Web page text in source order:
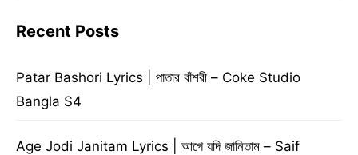
Recent Posts
Patar Bashori Lyrics | পাতার বাঁশরী – Coke Studio
Bangla S4
Age Jodi Janitam Lyrics | আগে যদি জানিতাম – Saif